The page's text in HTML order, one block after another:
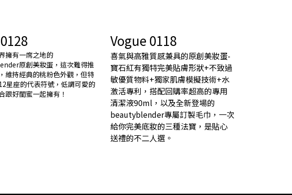
擁有一席之地的
原創美妝蛋，這次難得推
維持經典的桃粉色外觀，但特
星座的代表符號，低調可愛的
跟好閨蜜一起擁有！
Vogue 0118
喜氣與高雅質感兼具的原創美妝蛋-
寶石紅有獨特完美貼膚形狀+不致過
敏優質物料+獨家肌膚模擬技術+水
激活專利，搭配回購率超高的專用
清潔液90ml，以及全新登場的
beautyblender專屬訂製毛巾，一次
給你完美底妝的三種法寶，是貼心
送禮的不二人選。